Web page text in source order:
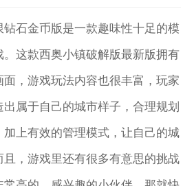
石金币版是一款趣味性十足的模
这款西奥小镇破解版最新版拥有
，游戏玩法内容也很丰富，玩家
属于自己的城市样子，合理规划
上有效的管理模式，让自己的城
，游戏里还有很多有意思的挑战